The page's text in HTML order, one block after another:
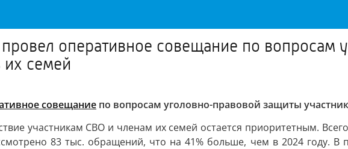
оперативное совещание по вопросам
их семей
совещание по вопросам уголовно-правовой защиты
участникам СВО и членам их семей остается приоритетным.
83 тыс. обращений, что на 41% больше, чем в 2024 году. В